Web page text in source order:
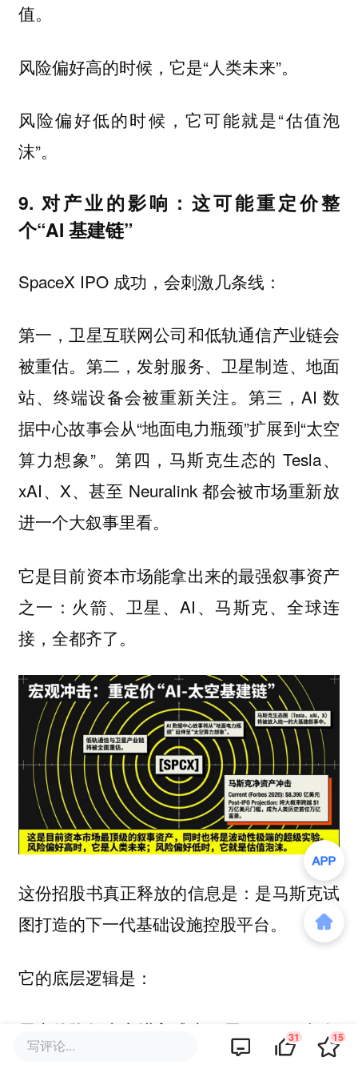
值。
风险偏好高的时候，它是“人类未来”。
风险偏好低的时候，它可能就是“估值泡
沫”。
9. 对产业的影响：这可能重定价整
个“AI 基建链”
SpaceX IPO 成功，会刺激几条线：
第一，卫星互联网公司和低轨通信产业链会
被重估。第二，发射服务、卫星制造、地面
站、终端设备会被重新关注。第三，AI 数
据中心故事会从“地面电力瓶颈”扩展到“太空
算力想象”。第四，马斯克生态的 Tesla、
xAI、X、甚至 Neuralink 都会被市场重新放
进一个大叙事里看。
它是目前资本市场能拿出来的最强叙事资产
之一：火箭、卫星、AI、马斯克、全球连
接，全都齐了。
这份招股书真正释放的信息是： 是马斯克试
图打造的下一代基础设施控股平台。
它的底层逻辑是：
用火箭降低太空进入成本；用 Starlink 把低
轨网络商业化；用 AI 把算力需求接进来；
写评论... 31 15